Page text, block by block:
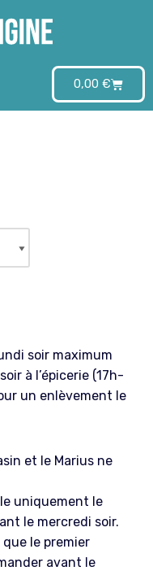
0,00 €
soir maximum
à l’épicerie (17h-
un enlèvement le
et le Marius ne
uniquement le
le mercredi soir.
que le premier
avant le